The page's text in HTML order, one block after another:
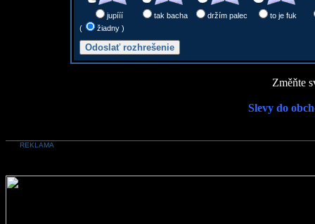
jupííí tak bacha držím palec
to je fuk
(
žiadny )
Změňte
Slevy do
REKLAMA